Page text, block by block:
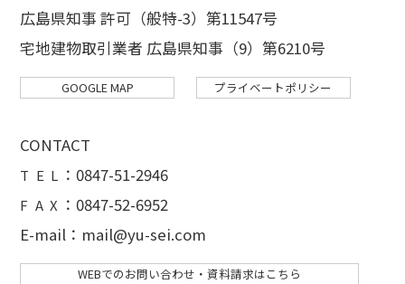
広島県知事 許可（般特-3）第11547号
宅地建物取引業者 広島県知事（9）第6210号
GOOGLE MAP プライベートポリシー
CONTACT
T E L ： 0847-51-2946
F A X ：0847-52-6952
E-mail：mail@yu-sei.com
WEBでのお問い合わせ・資料請求はこちら